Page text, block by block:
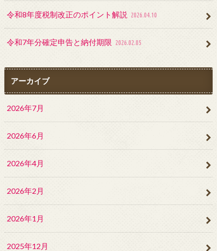
令和8年度税制改正のポイント解説 2026.04.10
令和7年分確定申告と納付期限 2026.02.05
アーカイブ
2026年7月
2026年6月
2026年4月
2026年2月
2026年1月
2025年12月